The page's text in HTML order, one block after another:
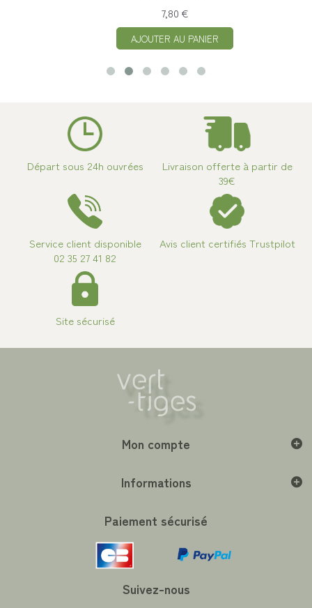
AJOUTER AU PANIER
Départ sous 24h ouvrées
Livraison offerte à partir de
39€
Service client disponible
02 35 27 41 82
Avis client certifiés Trustpilot
Site sécurisé
Mon compte
Informations
Paiement sécurisé
Suivez-nous